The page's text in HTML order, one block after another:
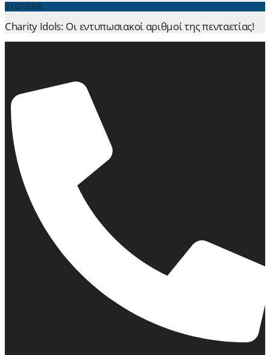
07.07.2026
Charity Idols: Οι εντυπωσιακοί αριθμοί της πενταετίας!